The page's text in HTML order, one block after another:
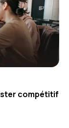
compétitif